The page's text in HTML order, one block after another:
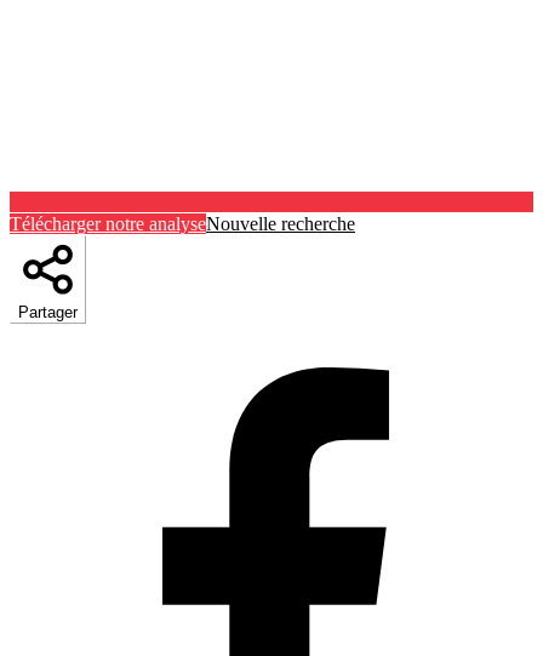
Télécharger notre analyseNouvelle recherche
Partager